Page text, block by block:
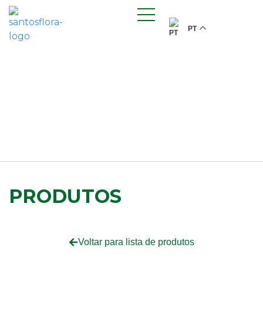
PT
PRODUTOS
Voltar para lista de produtos